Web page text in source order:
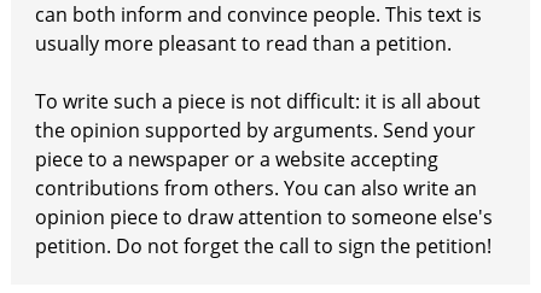
can both inform and convince people. This text is
usually more pleasant to read than a petition.
To write such a piece is not difficult: it is all about
the opinion supported by arguments. Send your
piece to a newspaper or a website accepting
contributions from others. You can also write an
opinion piece to draw attention to someone else's
petition. Do not forget the call to sign the petition!